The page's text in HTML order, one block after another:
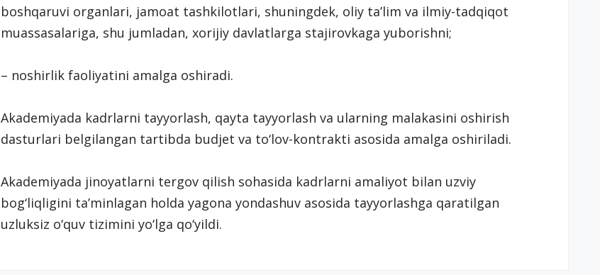
boshqaruvi organlari, jamoat tashkilotlari, shuningdek, oliy ta’lim va ilmiy-tadqiqot
muassasalariga, shu jumladan, xorijiy davlatlarga stajirovkaga yuborishni;
– noshirlik faoliyatini amalga oshiradi.
Akademiyada kadrlarni tayyorlash, qayta tayyorlash va ularning malakasini oshirish
dasturlari belgilangan tartibda budjet va to‘lov-kontrakti asosida amalga oshiriladi.
Akademiyada jinoyatlarni tergov qilish sohasida kadrlarni amaliyot bilan uzviy
bog‘liqligini ta’minlagan holda yagona yondashuv asosida tayyorlashga qaratilgan
uzluksiz o‘quv tizimini yo‘lga qo‘yildi.